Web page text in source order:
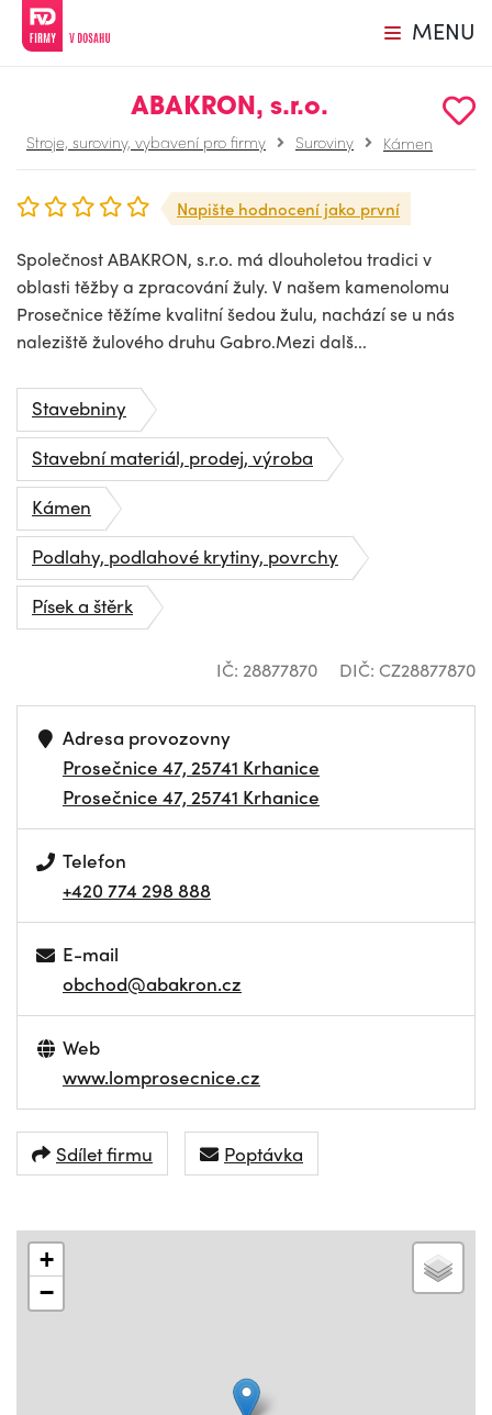
MENU
ABAKRON, s.r.o.
Stroje, suroviny, vybavení pro firmy Suroviny Kámen
Napište hodnocení jako první
Společnost ABAKRON, s.r.o. má dlouholetou tradici v
oblasti těžby a zpracování žuly. V našem kamenolomu
Prosečnice těžíme kvalitní šedou žulu, nachází se u nás
naleziště žulového druhu Gabro.Mezi dalš...
Stavebniny
Stavební materiál, prodej, výroba
Kámen
Podlahy, podlahové krytiny, povrchy
Písek a štěrk
IČ: 28877870 DIČ: CZ28877870
Adresa provozovny
Prosečnice 47, 25741 Krhanice
Prosečnice 47, 25741 Krhanice
Telefon
+420 774 298 888
E-mail
obchod@abakron.cz
Web
www.lomprosecnice.cz
Sdílet firmu Poptávka
+
−